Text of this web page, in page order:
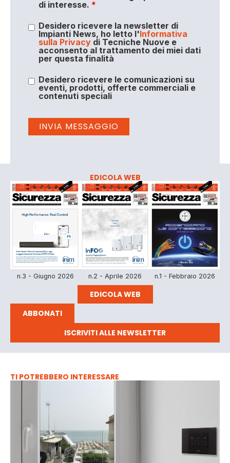
di interesse. *
Desidero ricevere la newsletter di
Impianti News, ho letto l'Informativa
sulla Privacydi Tecniche Nuove e
acconsento al trattamento dei miei dati
per questa finalità
Desidero ricevere le comunicazioni su
eventi, prodotti, offerte commerciali e
contenuti speciali
EDICOLA WEB
n.3 - Giugno 2026 n.2 - Aprile 2026 n.1 - Febbraio 2026
EDICOLA WEB
ABBONATI
ISCRIVITI ALLE NEWSLETTER
TI POTREBBERO INTERESSARE